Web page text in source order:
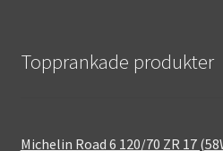
Topprankade produkter
Michelin Road 6 120/70 ZR 17